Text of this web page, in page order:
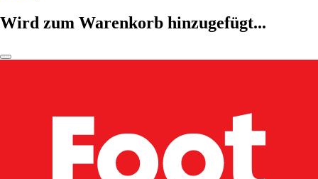
Wird zum Warenkorb hinzugefügt...